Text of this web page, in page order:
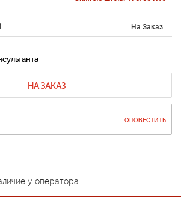
На Заказ
НА ЗАКАЗ
ОПОВЕСТИТЬ
у оператора